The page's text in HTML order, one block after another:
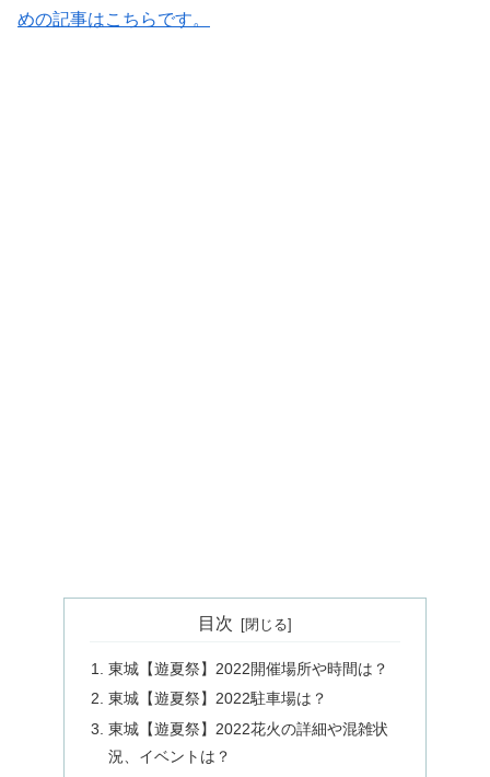
めの記事はこちらです。
目次
東城【遊夏祭】2022開催場所や時間は？
東城【遊夏祭】2022駐車場は？
東城【遊夏祭】2022花火の詳細や混雑状
況、イベントは？